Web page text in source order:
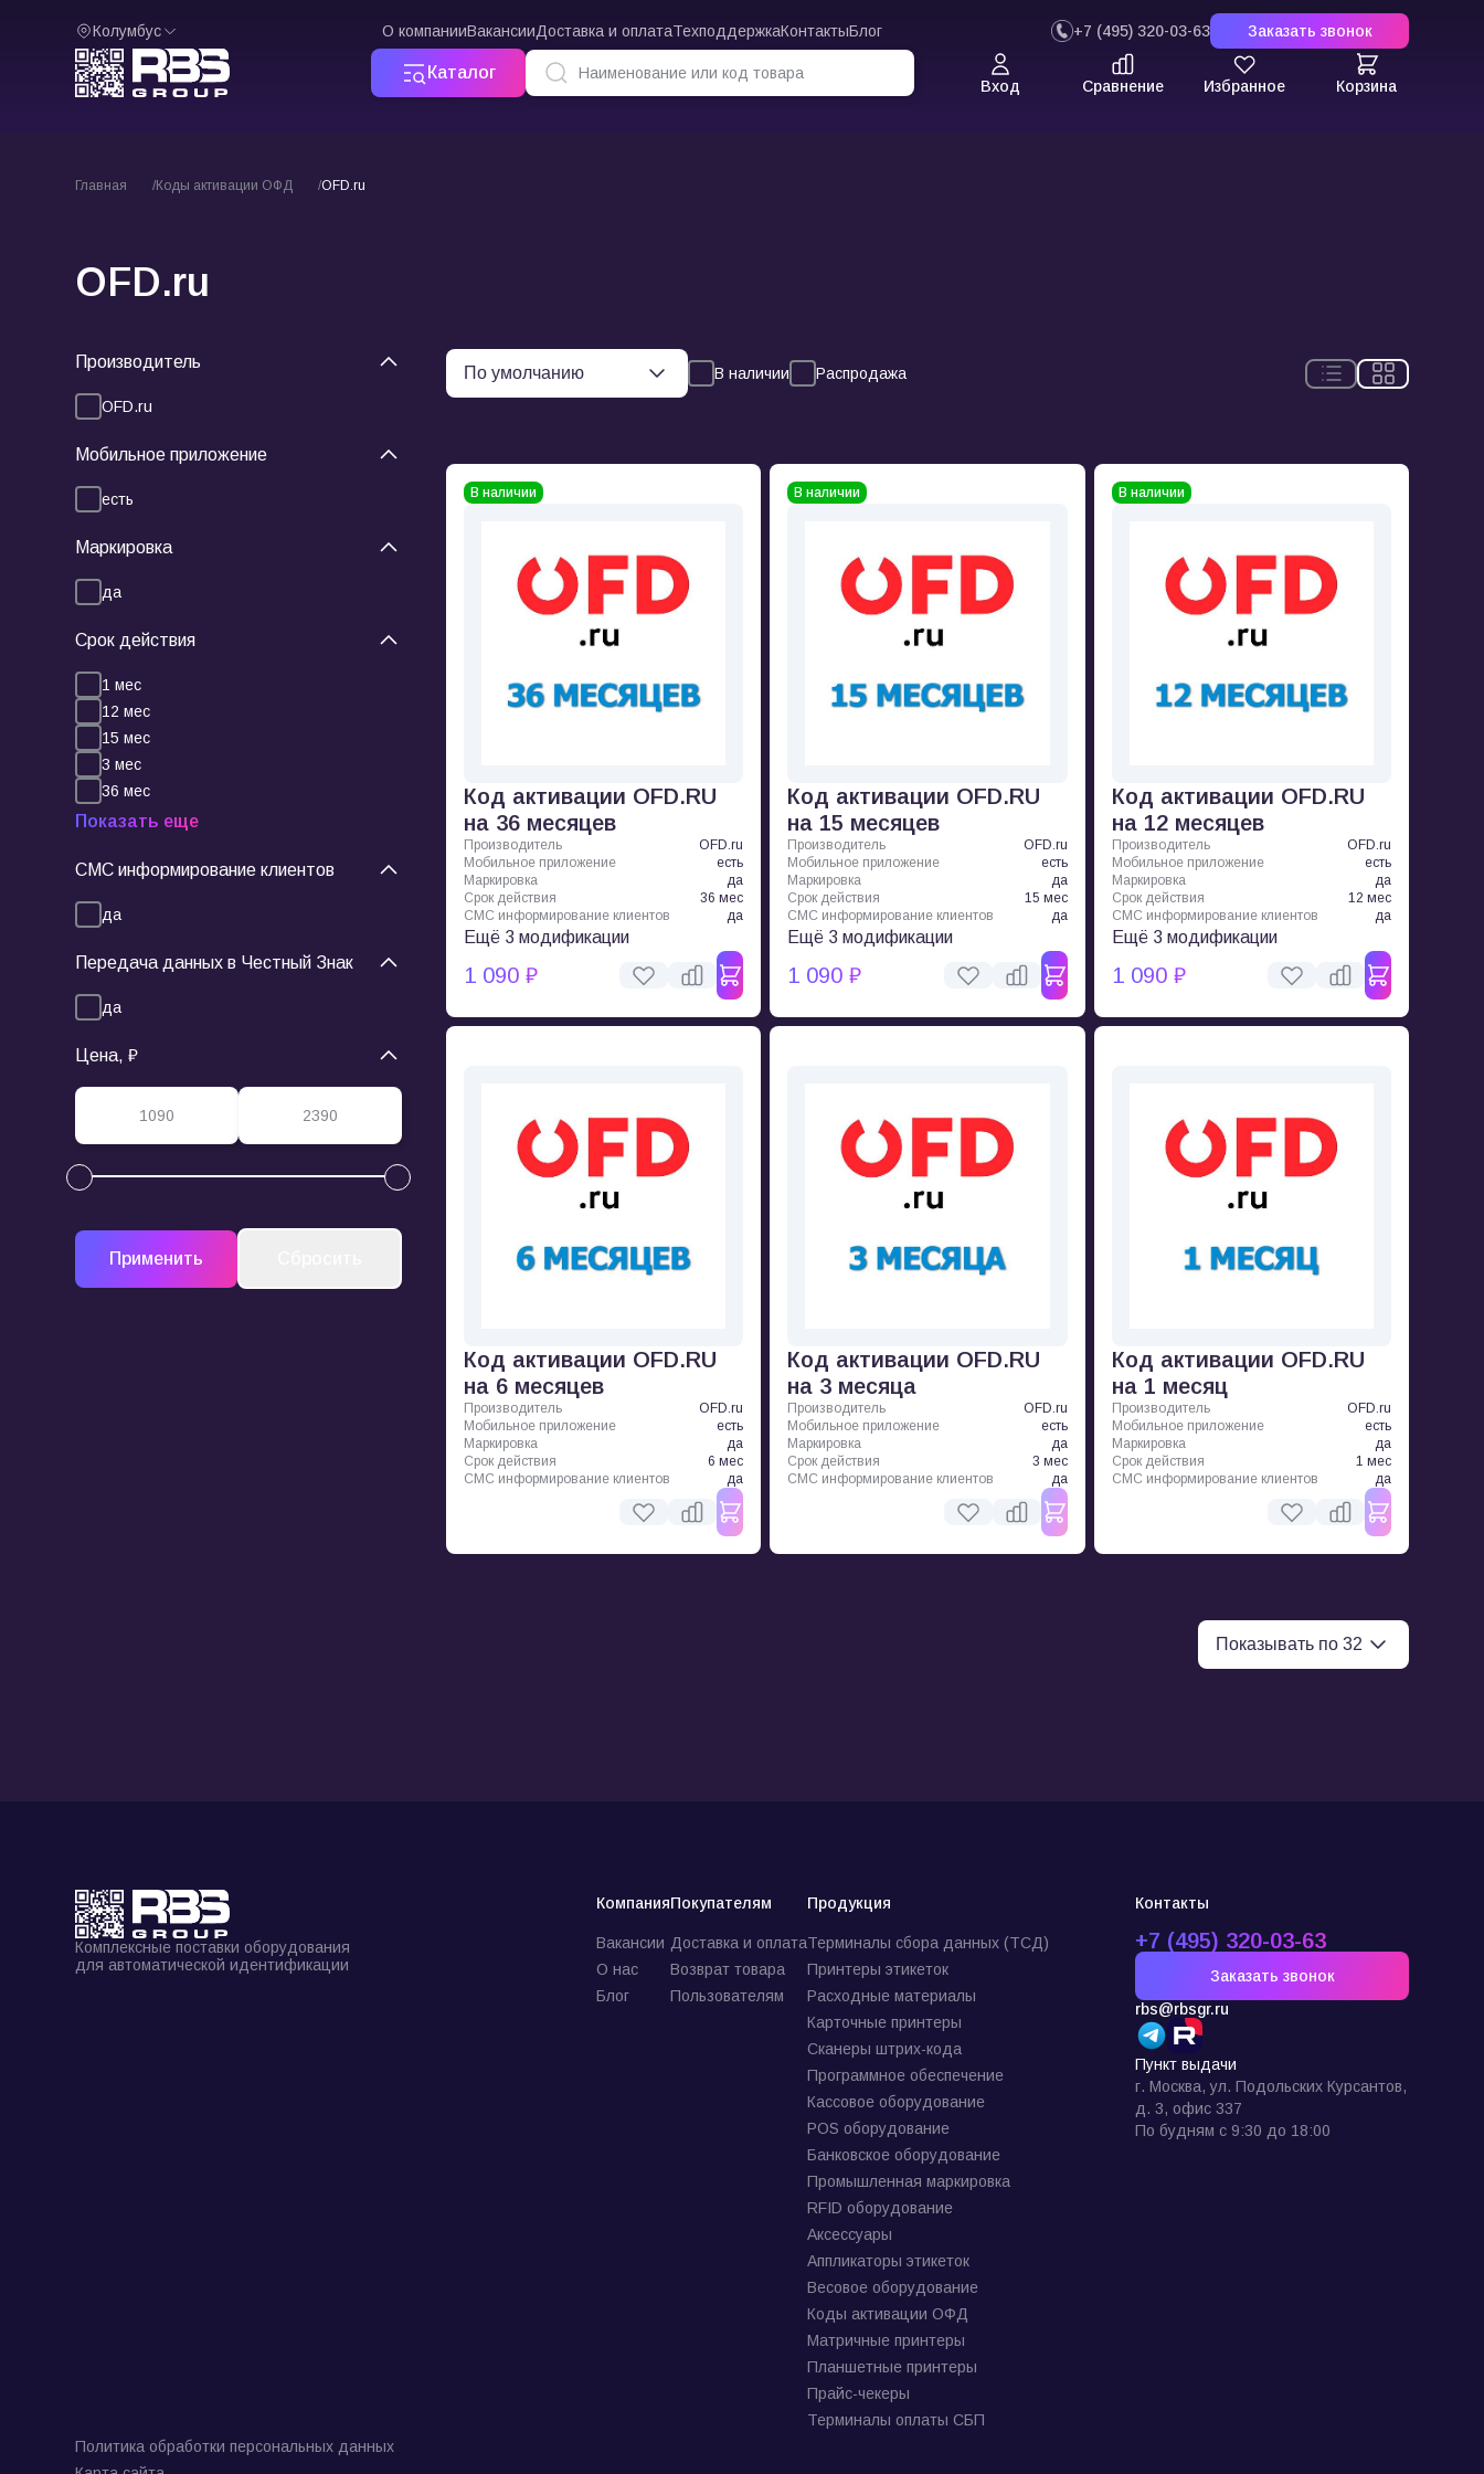
Колумбус О компанииВакансииДоставка и оплатаТехподдержкаКонтактыБлог +7 (495) 320-03-63 Заказать звонок
Каталог
Вход Сравнение Избранное Корзина
Главная Коды активации ОФД OFD.ru
OFD.ru
Производитель
OFD.ru
Мобильное приложение
есть
Маркировка
да
Срок действия
1 мес
12 мес
15 мес
3 мес
36 мес
Показать еще
СМС информирование клиентов
да
Передача данных в Честный Знак
да
Цена, ₽
В наличии Распродажа
В наличии
Код активации OFD.RU
на 36 месяцев
Производитель
OFD.ru
Мобильное приложение
есть
Маркировка
да
Срок действия
36 мес
СМС информирование клиентов
да
Ещё 3 модификации
1 090 ₽
В наличии
Код активации OFD.RU
на 15 месяцев
Производитель
OFD.ru
Мобильное приложение
есть
Маркировка
да
Срок действия
15 мес
СМС информирование клиентов
да
Ещё 3 модификации
1 090 ₽
В наличии
Код активации OFD.RU
на 12 месяцев
Производитель
OFD.ru
Мобильное приложение
есть
Маркировка
да
Срок действия
12 мес
СМС информирование клиентов
да
Ещё 3 модификации
1 090 ₽
Код активации OFD.RU
на 6 месяцев
Производитель
OFD.ru
Мобильное приложение
есть
Маркировка
да
Срок действия
6 мес
СМС информирование клиентов
да
Код активации OFD.RU
на 3 месяца
Производитель
OFD.ru
Мобильное приложение
есть
Маркировка
да
Срок действия
3 мес
СМС информирование клиентов
да
Код активации OFD.RU
на 1 месяц
Производитель
OFD.ru
Мобильное приложение
есть
Маркировка
да
Срок действия
1 мес
СМС информирование клиентов
да
Комплексные поставки оборудования
для автоматической идентификации
Компания
Вакансии
О нас
Блог
Покупателям
Доставка и оплата
Возврат товара
Пользователям
Продукция
Терминалы сбора данных (ТСД)
Принтеры этикеток
Расходные материалы
Карточные принтеры
Сканеры штрих-кода
Программное обеспечение
Кассовое оборудование
POS оборудование
Банковское оборудование
Промышленная маркировка
RFID оборудование
Аксессуары
Аппликаторы этикеток
Весовое оборудование
Коды активации ОФД
Матричные принтеры
Планшетные принтеры
Прайс-чекеры
Терминалы оплаты СБП
Контакты
+7 (495) 320-03-63
Заказать звонок
rbs@rbsgr.ru
Пункт выдачи
г. Москва, ул. Подольских Курсантов,
д. 3, офис 337
По будням с 9:30 до 18:00
Политика обработки персональных данных